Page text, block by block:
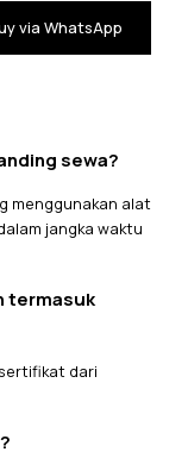
via WhatsApp
sewa?
menggunakan alat
jangka waktu
termasuk
dari